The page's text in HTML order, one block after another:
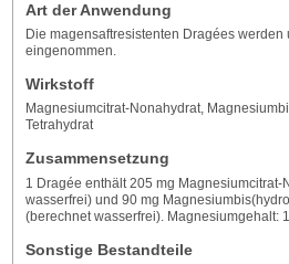
Art der Anwendung
Die magensaftresistenten Dragées werden
eingenommen.
Wirkstoff
Magnesiumcitrat-Nonahydrat,
Tetrahydrat
Zusammensetzung
1 Dragée enthält 205 mg Magnesiumcitrat-
wasserfrei) und 90 mg
(berechnet wasserfrei). Magnesiumgehalt:
Sonstige Bestandteile